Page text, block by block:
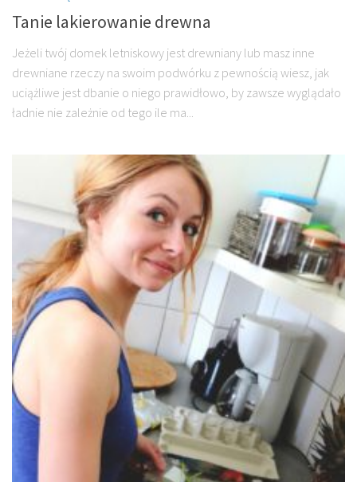
Tanie lakierowanie drewna
Jeżeli twój domek letniskowy jest drewniany lub masz inne
drewniane rzeczy na swoim podwórku z pewnością wiesz, jak
uciążliwe jest dbanie o niego prawidłowo, by zawsze wyglądało
ładnie nie zależnie od tego ile ma...